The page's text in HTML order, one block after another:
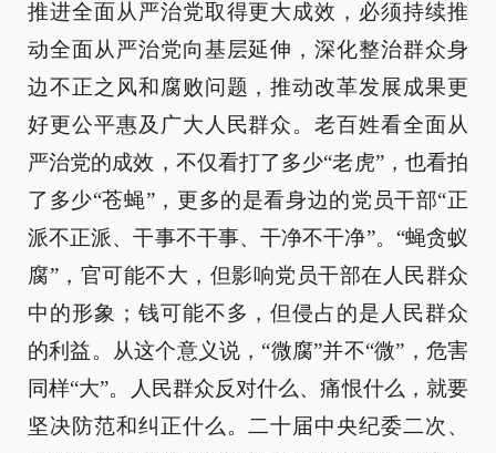
推进全面从严治党取得更大成效，必须持续推
动全面从严治党向基层延伸，深化整治群众身
边不正之风和腐败问题，推动改革发展成果更
好更公平惠及广大人民群众。老百姓看全面从
严治党的成效，不仅看打了多少“老虎”，也看拍
了多少“苍蝇”，更多的是看身边的党员干部“正
派不正派、干事不干事、干净不干净”。“蝇贪蚁
腐”，官可能不大，但影响党员干部在人民群众
中的形象；钱可能不多，但侵占的是人民群众
的利益。从这个意义说，“微腐”并不“微”，危害
同样“大”。人民群众反对什么、痛恨什么，就要
坚决防范和纠正什么。二十届中央纪委二次、